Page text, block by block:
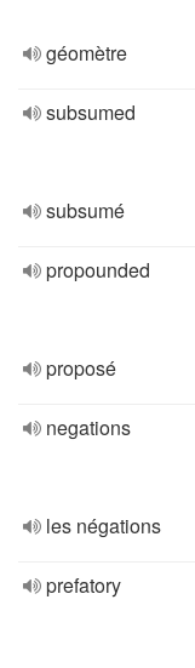
géomètre
subsumed
subsumé
propounded
proposé
negations
les négations
prefatory